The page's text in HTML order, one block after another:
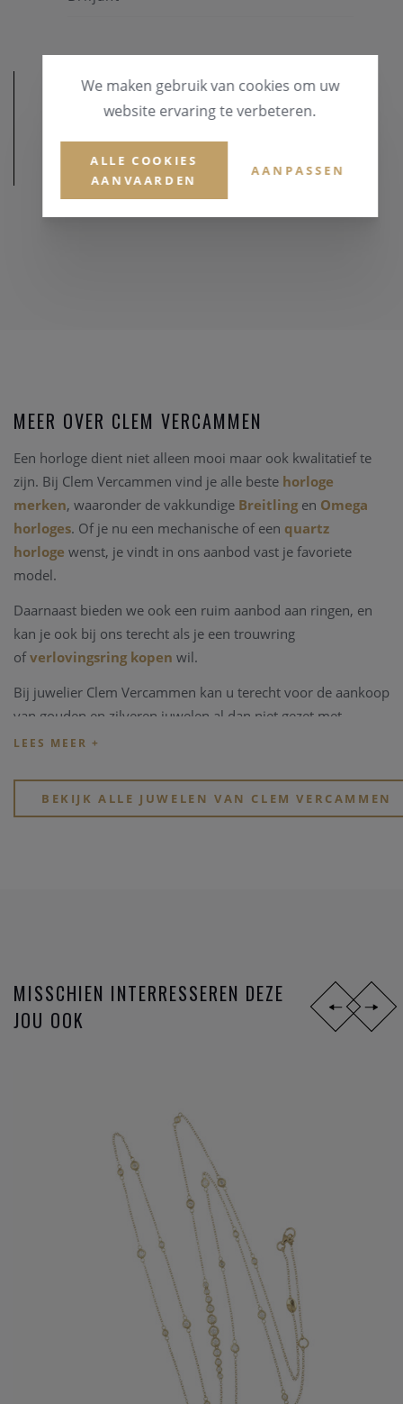
AFMETINGEN
MEER OVER CLEM VERCAMMEN
Een horloge dient niet alleen mooi maar ook kwalitatief te
zijn. Bij Clem Vercammen vind je alle beste horloge
merken, waaronder de vakkundige Breitling en Omega
horloges. Of je nu een mechanische of een quartz
horloge wenst, je vindt in ons aanbod vast je favoriete
model.
Daarnaast bieden we ook een ruim aanbod aan ringen, en
kan je ook bij ons terecht als je een trouwring
ofverlovingsring kopen wil.
Bij juwelier Clem Vercammen kan u terecht voor de aankoop
van gouden en zilveren juwelen al dan niet gezet met
edelstenen, kleurstenen of in combinaties met parels.
onze physieke winkel in hartje Heist-op-den-Berg.
BEKIJK ALLE JUWELEN VAN CLEM VERCAMMEN
MISSCHIEN INTERRESSEREN DEZE
JOU OOK
We maken gebruik van cookies om uw
website ervaring te verbeteren.
ALLE COOKIES
AANVAARDEN
AANPASSEN